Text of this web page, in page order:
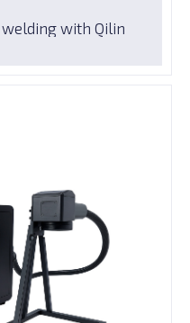
with Qilin